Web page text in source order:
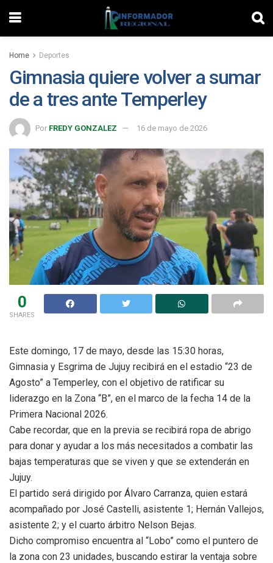
Home Deportes
Gimnasia quiere volver a sumar
de a tres ante Temperley
Por FREDY GONZALEZ 16 de mayo de 2026
0
SHARES
Este domingo, 17 de mayo, desde las 15:30 horas,
Gimnasia y Esgrima de Jujuy recibirá en el estadio “23 de
Agosto” a Temperley, con el objetivo de ratificar su
liderazgo en la Zona “B”, en el marco de la fecha 14 de la
Primera Nacional 2026.
Cabe recordar, que en la previa se recibirá ropa de abrigo
para donar y ayudar a los más necesitados a combatir las
bajas temperaturas que se viven y que se extenderán en
Jujuy.
El partido será dirigido por Álvaro Carranza, quien estará
acompañado por José Castelli, asistente 1; Hernán Vallejos,
asistente 2; y el cuarto árbitro Nelson Bejas.
Dicho compromiso encuentra al “Lobo” como el puntero de
la zona con 23 unidades, buscando estirar la ventaja sobre